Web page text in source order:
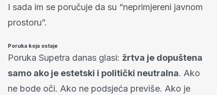
I sada im se poručuje da su “neprimjereni javnom
prostoru”.
Poruka koja ostaje
Poruka Supetra danas glasi: žrtva je dopuštena
samo ako je estetski i politički neutralna. Ako
ne bode oči. Ako ne podsjeća previše. Ako je